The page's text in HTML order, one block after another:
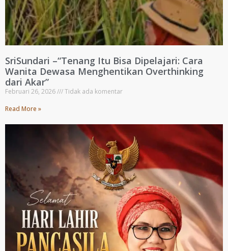
SriSundari –“Tenang Itu Bisa Dipelajari: Cara
Wanita Dewasa Menghentikan Overthinking
dari Akar”
Februari 26, 2026
Tidak ada komentar
Read More »